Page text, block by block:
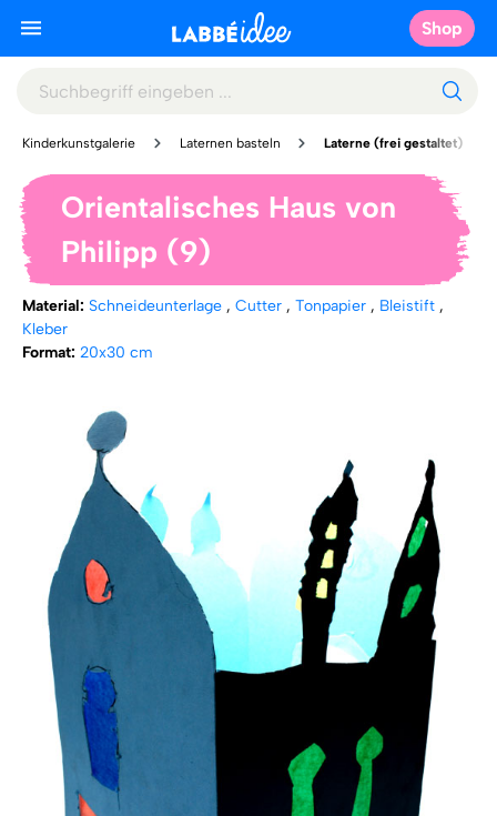
Shop
Kinderkunstgalerie Laternen basteln Laterne (frei gestaltet)
Orientalisches Haus von
Philipp (9)
Material: Schneideunterlage , Cutter , Tonpapier , Bleistift ,
Kleber
Format: 20x30 cm